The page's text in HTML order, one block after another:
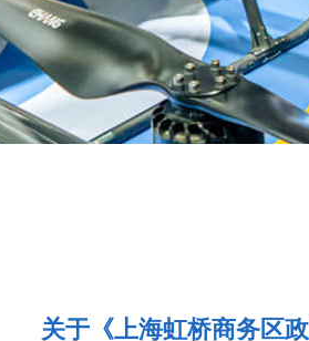
关于《上海虹桥商务区